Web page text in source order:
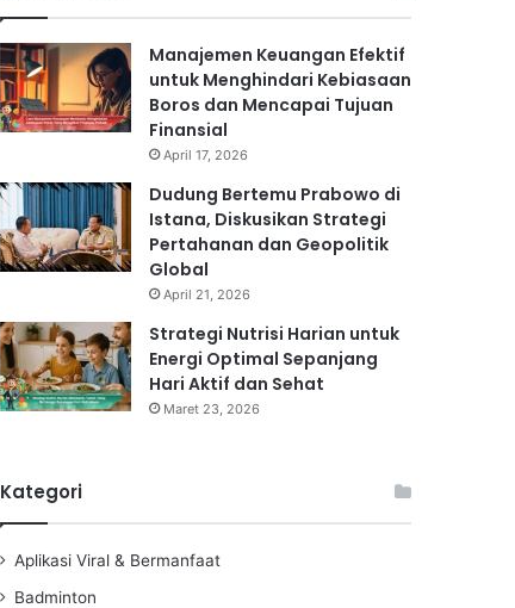
Manajemen Keuangan Efektif
untuk Menghindari Kebiasaan
Boros dan Mencapai Tujuan
Finansial
April 17, 2026
Dudung Bertemu Prabowo di
Istana, Diskusikan Strategi
Pertahanan dan Geopolitik
Global
April 21, 2026
Strategi Nutrisi Harian untuk
Energi Optimal Sepanjang
Hari Aktif dan Sehat
Maret 23, 2026
Kategori
Aplikasi Viral & Bermanfaat
Badminton